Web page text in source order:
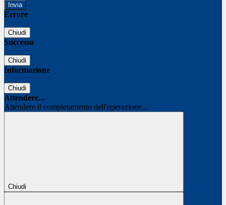
Errore
Chiudi
Successo
Chiudi
Informazione
Chiudi
Attendere...
Attendere il completamento dell'operazione...
Chiudi